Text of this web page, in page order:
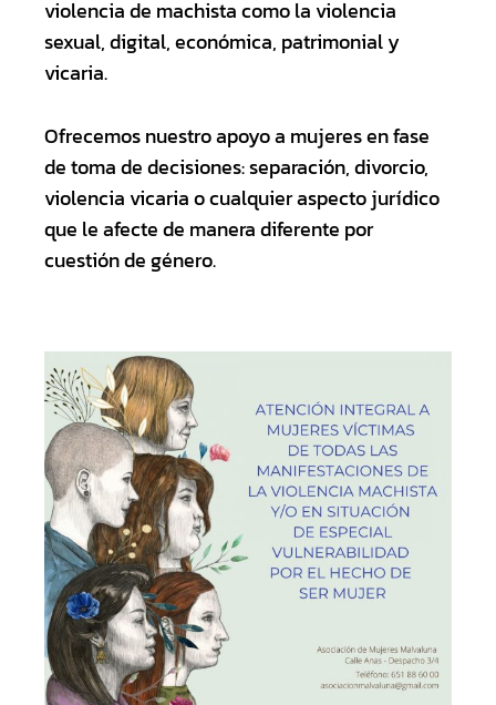
violencia de machista como la violencia
sexual, digital, económica, patrimonial y
vicaria.
Ofrecemos nuestro apoyo a mujeres en fase
de toma de decisiones: separación, divorcio,
violencia vicaria o cualquier aspecto jurídico
que le afecte de manera diferente por
cuestión de género.